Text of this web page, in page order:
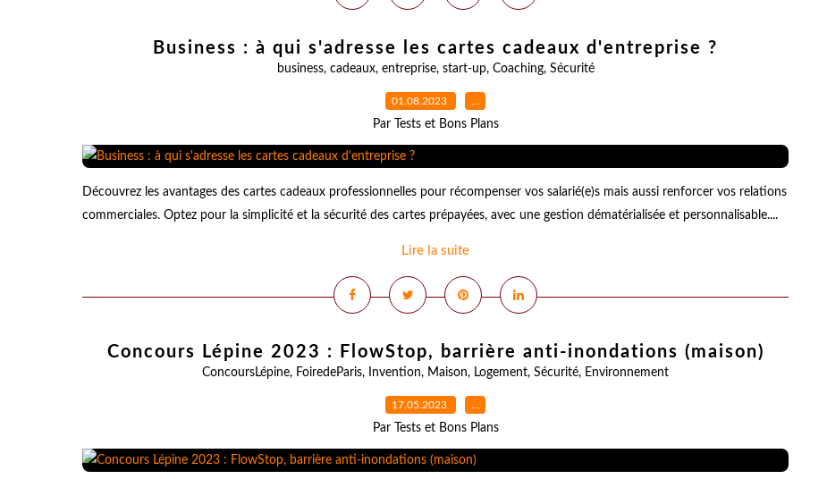
Business : à qui s'adresse les cartes cadeaux d'entreprise ?
business, cadeaux, entreprise, start-up, Coaching, Sécurité
01.08.2023 …
Par Tests et Bons Plans
Découvrez les avantages des cartes cadeaux professionnelles pour récompenser vos salarié(e)s mais aussi renforcer vos relations
commerciales. Optez pour la simplicité et la sécurité des cartes prépayées, avec une gestion dématérialisée et personnalisable....
Lire la suite
Concours Lépine 2023 : FlowStop, barrière anti-inondations (maison)
ConcoursLépine, FoiredeParis, Invention, Maison, Logement, Sécurité, Environnement
17.05.2023 …
Par Tests et Bons Plans